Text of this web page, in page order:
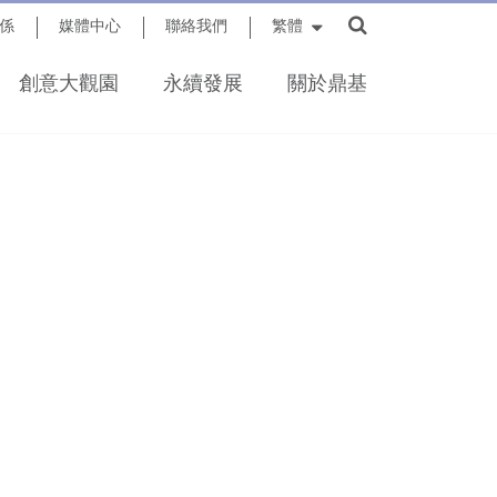
媒體中心 聯絡我們 繁體
創意大觀園 永續發展 關於鼎基